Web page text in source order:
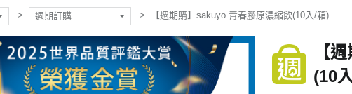
週期訂購 【週期購】sakuyo 青春膠原濃縮飲(10入/箱)
【
(10